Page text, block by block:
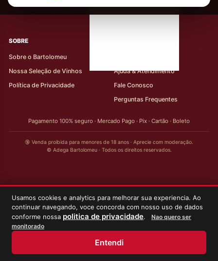
Usamos cookies e analytics para melhorar sua experiencia. Ao
continuar navegando, voce concorda com nosso uso de dados
conforme nossa politica de privacidade.
Nao quero ser
monitorado
Entendi
Mais de 80.000 clientes apaixonados por nossos
SOBRE
Sobre o Bartolomeu
Nossa Seleção de Vinhos
Política de Privacidade
Ajuda & Atendimento
Fale Conosco
Perguntas Frequentes
Pagamento 100% seguro · Mercado Pago · Pix · Cartão · Boleto
🔞 Venda proibida para menores de 18 anos · Aprecie com moderação.
© Adega Bartolomeu · Todos os direitos reservados.